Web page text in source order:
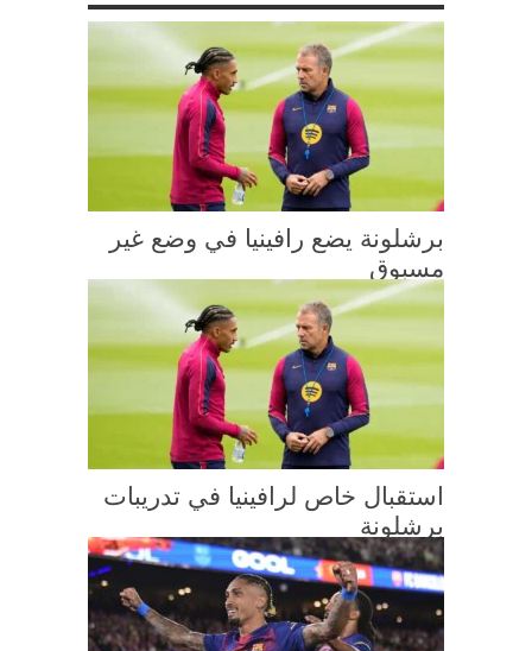
برشلونة يضع رافينيا في وضع غير
مسبوق
استقبال خاص لرافينيا في تدريبات
برشلونة